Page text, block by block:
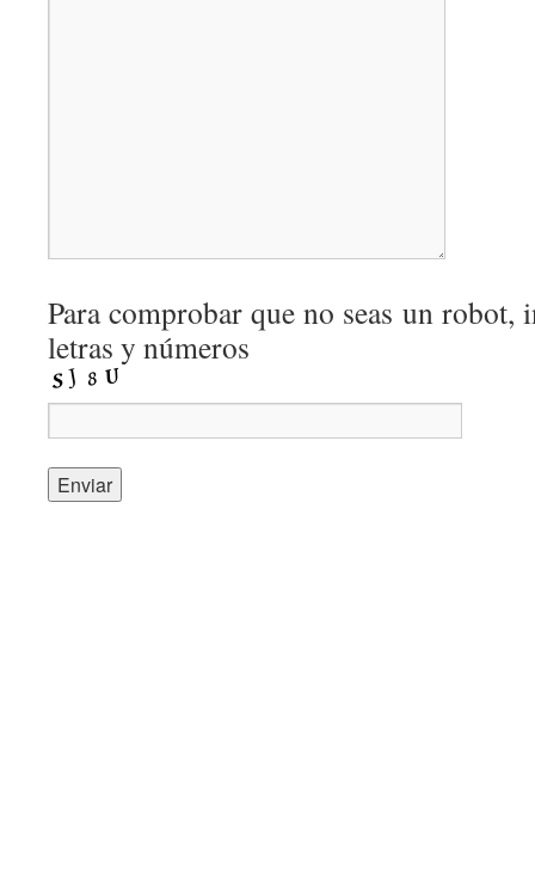
Para comprobar que no seas un robot,
letras y números